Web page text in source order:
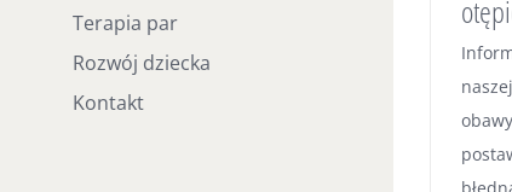
Terapia par
Rozwój dziecka
Kontakt